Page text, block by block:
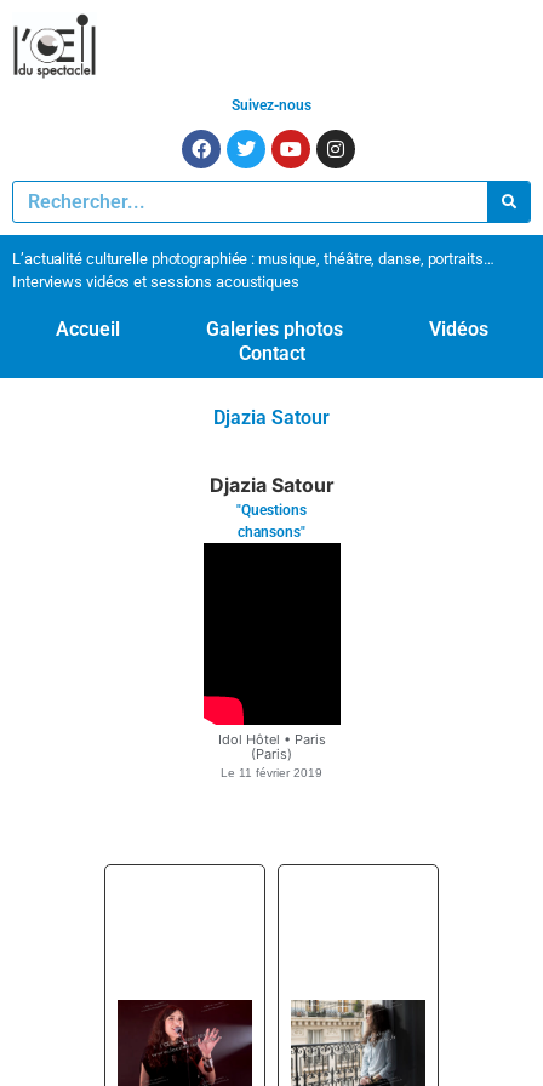
Suivez-nous
L’actualité culturelle photographiée : musique, théâtre, danse, portraits…
Interviews vidéos et sessions acoustiques
Accueil Galeries photos
Vidéos
Contact
Djazia Satour
Djazia Satour
"Questions
chansons"
Idol Hôtel • Paris
(Paris)
Le 11 février 2019